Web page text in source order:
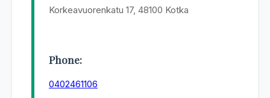
Korkeavuorenkatu 17, 48100 Kotka
Phone:
0402461106